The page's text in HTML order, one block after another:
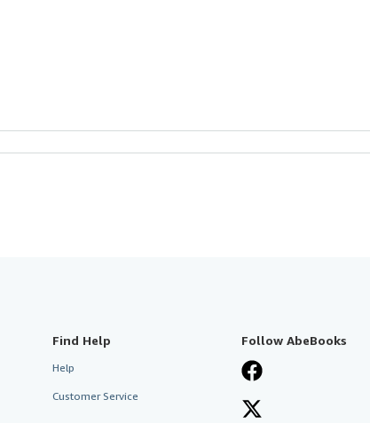
Find Help
Help
Customer Service
Follow AbeBooks